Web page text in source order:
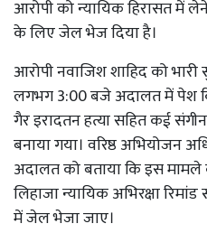
आरोपी को न्यायिक हिरासत में
के लिए जेल भेज दिया है।
आरोपी नवाजिश शाहिद को भारी
लगभग 3:00 बजे अदालत में पेश
गैर इरादतन हत्या सहित कई
बनाया गया। वरिष्ठ अभियोजन
अदालत को बताया कि इस मामले
लिहाजा न्यायिक अभिरक्षा
में जेल भेजा जाए।